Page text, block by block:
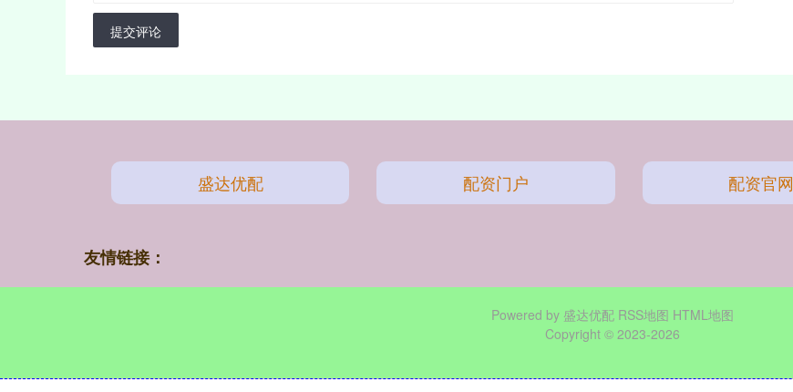
提交评论
盛达优配 配资门户 配资官网
友情链接：
Powered by 盛达优配 RSS地图 HTML地图
Copyright © 2023-2026